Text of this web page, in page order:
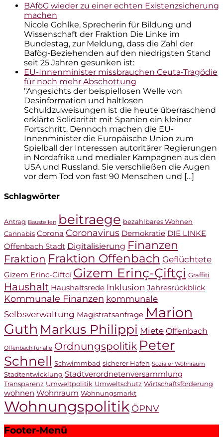
BAföG wieder zu einer echten Existenzsicherung
machen
Nicole Gohlke, Sprecherin für Bildung und
Wissenschaft der Fraktion Die Linke im
Bundestag, zur Meldung, dass die Zahl der
Bafög-Beziehenden auf den niedrigsten Stand
seit 25 Jahren gesunken ist:
EU-Innenminister missbrauchen Ceuta-Tragödie
für noch mehr Abschottung
"Angesichts der beispiellosen Welle von
Desinformation und haltlosen
Schuldzuweisungen ist die heute überraschend
erklärte Solidarität mit Spanien ein kleiner
Fortschritt. Dennoch machen die EU-
Innenminister die Europäische Union zum
Spielball der Interessen autoritärer Regierungen
in Nordafrika und medialer Kampagnen aus den
USA und Russland. Sie verschließen die Augen
vor dem Tod von fast 90 Menschen und […]
Schlagwörter
Antrag Baustellen beitraege bezahlbares Wohnen
Cannabis Corona Coronavirus Demokratie DIE LINKE
Offenbach Stadt Digitalisierung Finanzen
Fraktion Fraktion Offenbach Geflüchtete
Gizem Erinc-Ciftci Gizem Erinç-Çiftçi Graffiti
Haushalt Haushaltsrede Inklusion Jahresrückblick
Kommunale Finanzen kommunale
Selbsverwaltung Magistratsanfrage Marion
Guth Markus Philippi Miete Offenbach
Offenbach für alle Ordnungspolitik Peter
Schnell Schwimmbad sicherer Hafen Sozialer Wohnraum
Stadtentwicklung Stadtverordnetenversammlung
Transparenz Umweltpolitik Umweltschutz Wirtschaftsförderung
wohnen Wohnraum Wohnungsmarkt
Wohnungspolitik ÖPNV
Footer-Menü